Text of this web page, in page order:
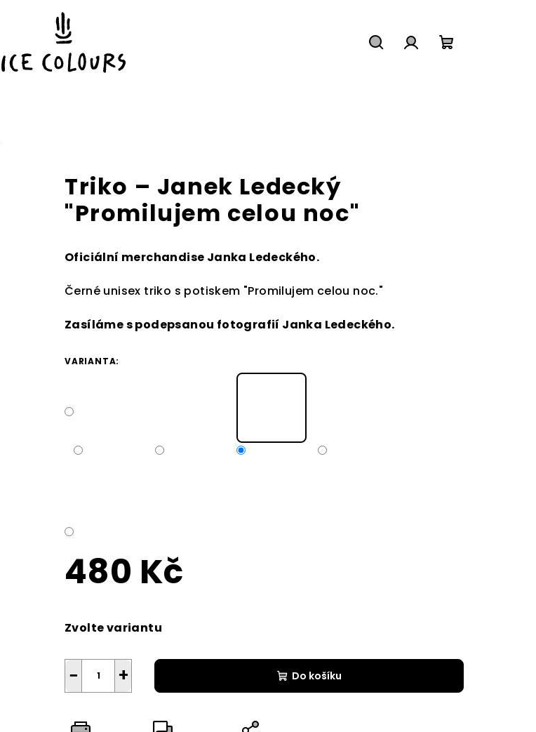
Triko – Janek Ledecký
"Promilujem celou noc"
Oficiální merchandise Janka Ledeckého.
Černé unisex triko s potiskem "Promilujem celou noc."
Zasíláme s podepsanou fotografií Janka Ledeckého.
VARIANTA:
480 Kč
cena:
Zvolte variantu
+
− Do košíku